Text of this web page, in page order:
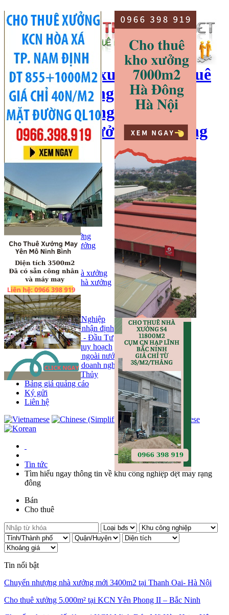
cho thuê kho xưởng, cho thuê
kho, kho xưởng hà nội, cho
thuê nhà xưởng, cho thuê
xưởng, kho xưởng hải dương
Hotline:0966 398 919
Đăng ký
Đăng tin bán/cho thuê
Trang chủ
Bán kho, nhà xưởng
Bán kho xưởng
Kho
Mặt bằng
Cho thuê kho, nhà xưởng
Cho thuê nhà xưởng
Kho
Mặt bằng
Tin tức
Khu Công Nghiệp
Phân tích - nhận định
Chính sách - Đầu Tư
Thông tin quy hoạch
Thị trường ngoài nước
Hoạt động doanh nghiẹp
Tin Phong Thủy
Bảng giá quảng cáo
Ký gửi
Liên hệ
Tin tức
Tìm hiểu ngay thông tin về khu công nghiệp dệt may rạng
đông
Bán
Cho thuê
Tin nổi bật
Chuyển nhượng nhà xưởng mới 3400m2 tại Thanh Oai- Hà Nội
Cho thuê xưởng 5.000m² tại KCN Yên Phong II – Bắc Ninh